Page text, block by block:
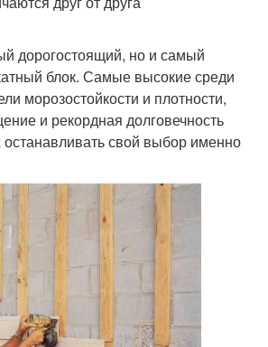
дорогостоящий, но и самый
блок. Самые высокие среди
морозостойкости и плотности,
и рекордная долговечность
останавливать свой выбор именно